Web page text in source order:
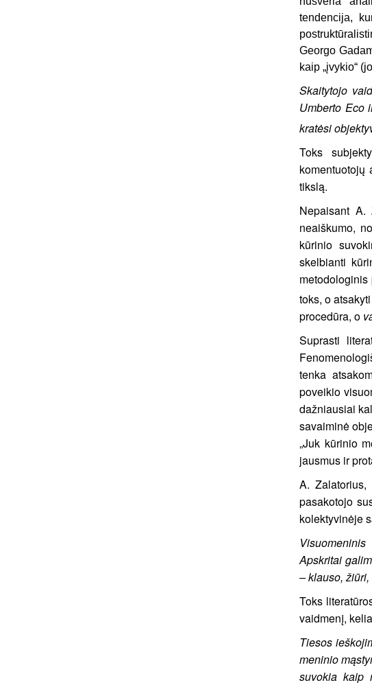
tendencija,
Georgo
kaip „įvykio“
Skaitytojo
Umberto Eco
kratėsi
Toks
tikslą.
Nepaisant A.
neaiškumo,
kūrinio
skelbianti
toks, o
procedūra, o
Suprasti
tenka
poveikio
dažniausiai
savaiminė
„Juk kūrinio
jausmus ir
A.
pasakotojo
kolektyvinėje
Apskritai
– klauso,
Toks
vaidmenį,
Tiesos
meninio
suvokia kaip